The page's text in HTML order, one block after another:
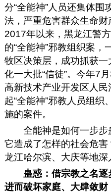
分“全能神”人员还集体围
法，严重危害群众生命财
2017年以来，黑龙江警
的“全能神”邪教组织案
牧区决策层，成功抓获
化一大批“信徒”。今年7
高新技术产业开发区人
起“全能神”邪教人员组
施的案件。
全能神是如何一步步
它造成了怎样的社会危
龙江哈尔滨、大庆等地深
蛊惑：借宗教之名逐
进而破坏家庭、大肆敛财